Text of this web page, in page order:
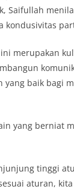
Saifullah
kondusivitas
merupakan
baik bagi
yang berniat
tinggi
aturan,